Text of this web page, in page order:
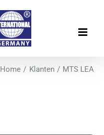
Home Klanten MTS LEA